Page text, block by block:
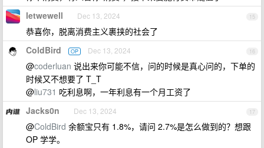
15
letwewell Dec 13, 2024
恭喜你，脱离消费主义裹挟的社会了
16
ColdBird OP Dec 13, 2024
@coderluan 说出来你可能不信，问的时候是真心问的，下单的
时候又不想要了 T_T
@liu731 吃利息啊，一年利息有一个月工资了
17
Jacks0n Dec 13, 2024
@ColdBird 余额宝只有 1.8%，请问 2.7%是怎么做到的？想跟
OP 学学。